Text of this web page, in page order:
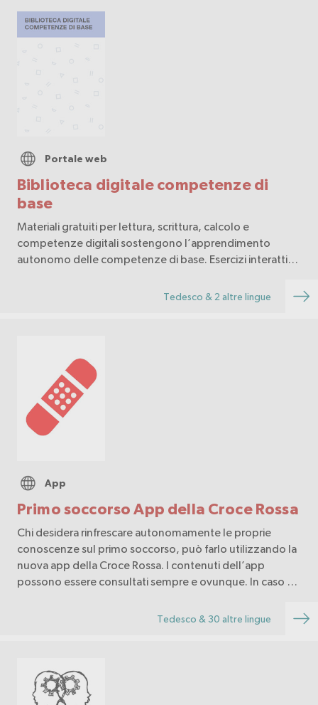
Biblioteca digitale competenze di
base
Portale web
Materiali gratuiti per lettura, scrittura, calcolo e
competenze digitali sostengono l’apprendimento
autonomo delle competenze di base. Esercizi interattivi
supportano la preparazione dei corsi.Tedesco & 2 altre lingue
Primo soccorso App della Croce Rossa
App
Chi desidera rinfrescare autonomamente le proprie
conoscenze sul primo soccorso, può farlo utilizzando la
nuova app della Croce Rossa. I contenuti dell’app
possono essere consultati sempre e ovunque. In caso di
Tedesco & 30 altre lingue